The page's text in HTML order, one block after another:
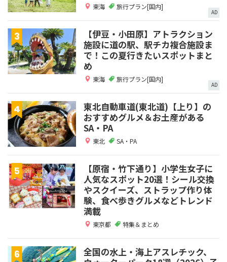
東海 旅行プラン[国内]
AD
【伊豆・小田原】アトラクション
施設に道の駅、駅チカ複合施設ま
で！この夏行きたいスポットまと
め
東海 旅行プラン[国内]
AD
東北自動車道(東北道)【上り】の
おすすめグルメ＆お土産がある
SA・PA
東北 SA・PA
【原宿・竹下通り】小学生女子に
人気なスポット20選！シール交換
やスクイーズ、ストラップ作り体
験、食べ歩きグルメなどトレンド
満載
東京都 特集＆まとめ
全国の水上・海上アスレチック、